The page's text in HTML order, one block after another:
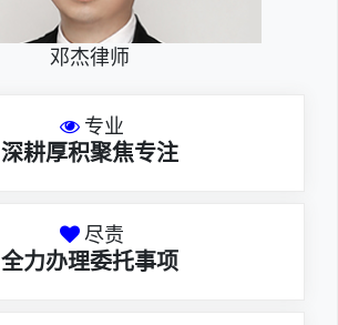
邓杰律师
专业
深耕厚积聚焦专注
尽责
全力办理委托事项